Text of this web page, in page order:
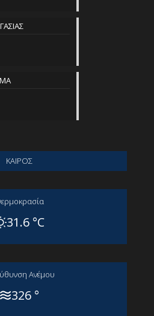
ΚΑΙΡΟΣ
31.6 °C
Aνέμου
326 °